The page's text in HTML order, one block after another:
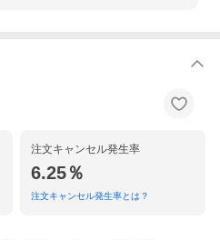
注文キャンセル発生率
6.25％
注文キャンセル発生率とは？